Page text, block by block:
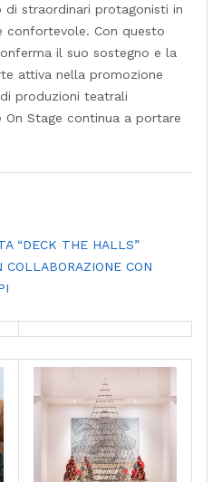
straordinari protagonisti in
confortevole. Con questo
il suo sostegno e la
attiva nella promozione
produzioni teatrali
On Stage continua a portare
“DECK THE HALLS”
CON